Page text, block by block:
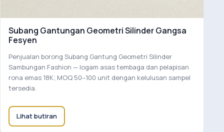
Subang Gantungan Geometri Silinder Gangsa
Fesyen
Penjualan borong Subang Gantung Geometri Silinder
Sambungan Fashion — logam asas tembaga dan pelapisan
rona emas 18K; MOQ 50–100 unit dengan kelulusan sampel
tersedia.
Lihat butiran